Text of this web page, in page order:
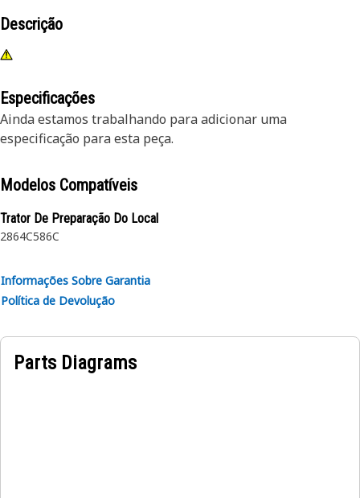
Descrição
Especificações
Ainda estamos trabalhando para adicionar uma
especificação para esta peça.
Modelos Compatíveis
Trator De Preparação Do Local
2864C586C
Informações Sobre Garantia
Política de Devolução
Parts Diagrams